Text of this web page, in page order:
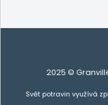
2025 ©
Svět potravin využívá